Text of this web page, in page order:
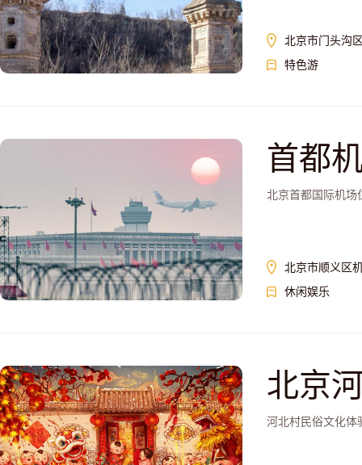
北京市门头沟
特色游
首都
北京首都国际机场
北京市顺义区
休闲娱乐
北京
河北村民俗文化体